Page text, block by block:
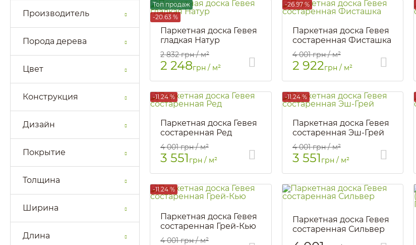
Производитель
Порода дерева
Цвет
Конструкция
Дизайн
Покрытие
Толщина
Ширина
Длина
Топ продаж
-20.63 %
Паркетная доска Гевея
гладкая Натур
Артикул::
2 832 грн / м²
2 248грн / м²
-26.97 %
Паркетная доска Гевея
состаренная Фисташка
Артикул::
4 001 грн / м²
2 922грн / м²
-11.24 %
Паркетная доска Гевея
cостаренная Ред
Артикул::
4 001 грн / м²
3 551 грн / м²
-11.24 %
Паркетная доска Гевея
состаренная Эш-Грей
Артикул:: 764
4 001 грн / м²
3 551 грн / м²
-11.24 %
Паркетная доска Гевея
состаренная Грей-Кью
Артикул:: 1446
4 001 грн / м²
Паркетная доска Гевея
состаренная Сильвер